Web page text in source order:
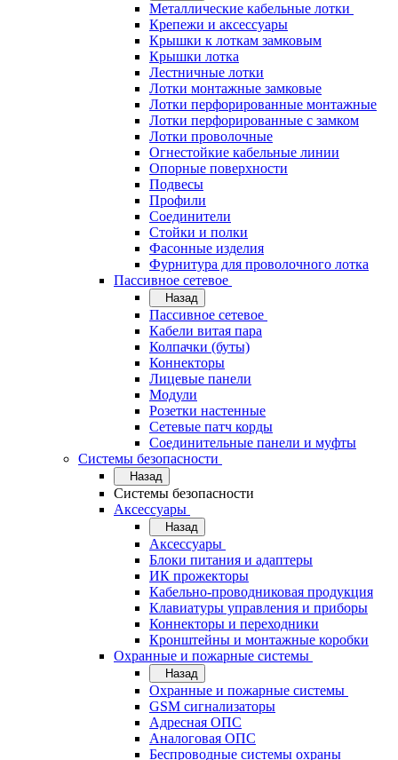
Металлические кабельные лотки
Крепежи и аксессуары
Крышки к лоткам замковым
Крышки лотка
Лестничные лотки
Лотки монтажные замковые
Лотки перфорированные монтажные
Лотки перфорированные с замком
Лотки проволочные
Огнестойкие кабельные линии
Опорные поверхности
Подвесы
Профили
Соединители
Стойки и полки
Фасонные изделия
Фурнитура для проволочного лотка
Пассивное сетевое
Назад
Пассивное сетевое
Кабели витая пара
Колпачки (буты)
Коннекторы
Лицевые панели
Модули
Розетки настенные
Сетевые патч корды
Соединительные панели и муфты
Системы безопасности
Назад
Системы безопасности
Аксессуары
Назад
Аксессуары
Блоки питания и адаптеры
ИК прожекторы
Кабельно-проводниковая продукция
Клавиатуры управления и приборы
Коннекторы и переходники
Кронштейны и монтажные коробки
Охранные и пожарные системы
Назад
Охранные и пожарные системы
GSM сигнализаторы
Адресная ОПС
Аналоговая ОПС
Беспроводные системы охраны